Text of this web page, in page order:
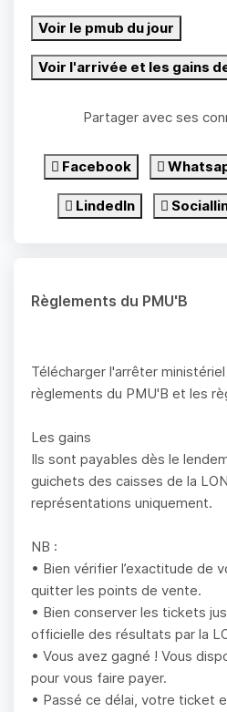
Voir le pmub du jour
Voir l'arrivée et les gains
Partager avec ses
Facebook
LindedIn
Règlements du PMU'B
Télécharger l'arrêter
règlements du PMU'B et les
Les gains
Ils sont payables dès le
guichets des caisses de la
représentations uniquement.
NB :
• Bien vérifier l’exactitude de
quitter les points de vente.
• Bien conserver les tickets
officielle des résultats par la
• Vous avez gagné ! Vous
pour vous faire payer.
• Passé ce délai, votre ticket